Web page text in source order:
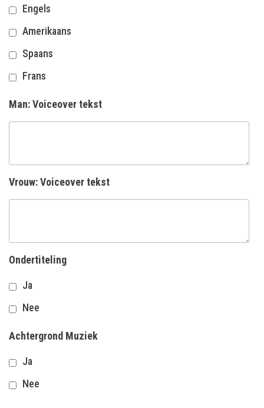
Engels
Amerikaans
Spaans
Frans
Man: Voiceover tekst
Vrouw: Voiceover tekst
Ondertiteling
Ja
Nee
Achtergrond Muziek
Ja
Nee